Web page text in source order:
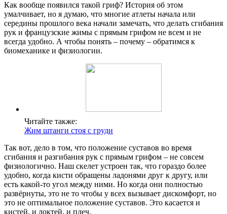
Как вообще появился такой гриф? История об этом
умалчивает, но я думаю, что многие атлеты начала или
середины прошлого века начали замечать, что делать сгибания
рук и французские жимы с прямым грифом не всем и не
всегда удобно. А чтобы понять – почему – обратимся к
биомеханике и физиологии.
Читайте также:
Жим штанги стоя с груди
Так вот, дело в том, что положение суставов во время
сгибания и разгибания рук с прямым грифом – не совсем
физиологично. Наш скелет устроен так, что гораздо более
удобно, когда кисти обращены ладонями друг к другу, или
есть какой-то угол между ними. Но когда они полностью
развёрнуты, это не то чтобы у всех вызывает дискомфорт, но
это не оптимальное положение суставов. Это касается и
кистей, и локтей, и плеч.